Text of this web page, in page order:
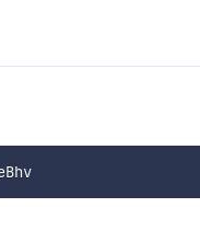
pageBhv